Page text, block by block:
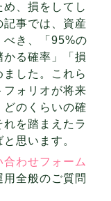
、損をしてし
記事では、資産
べき、「95%の
る確率」「損
した。これら
フォリオが将来
のくらいの確
を踏まえたラ
思います。
合わせフォーム
全般のご質問